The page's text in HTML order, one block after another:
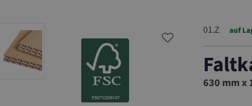
01.Z auf
01.Z
630 mm x